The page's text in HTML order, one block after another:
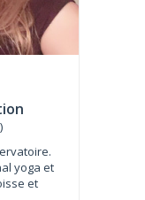
yoga et
et